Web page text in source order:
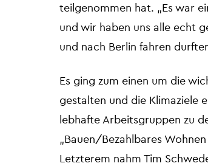
teilgenommen hat. „Es war
und wir haben uns alle echt
und nach Berlin fahren
Es ging zum einen um die
gestalten und die Klimaziele
lebhafte Arbeitsgruppen zu
„Bauen/Bezahlbares
Letzterem nahm Tim